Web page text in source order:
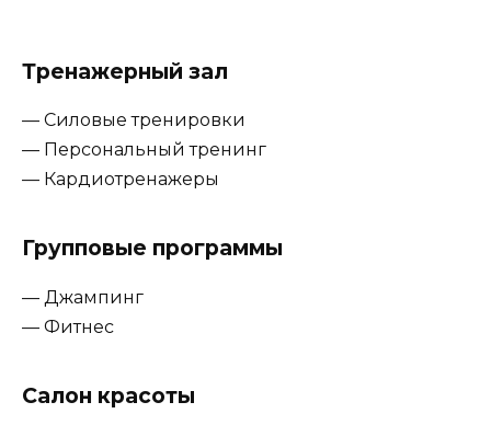
Тренажерный зал
— Силовые тренировки
— Персональный тренинг
— Кардиотренажеры
Групповые программы
— Джампинг
— Фитнес
Салон красоты